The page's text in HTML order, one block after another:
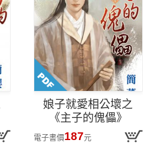
娘子就愛相公壞之
《主子的傀儡》
電子書價187元